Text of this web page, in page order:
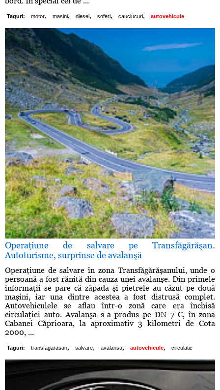
Taguri: motor, masini, diesel , soferi, cauciucuri, autovehicule
Operaţiune de salvare pe Transfăgărăşan.
Autoturisme, surprinse de avalanşă
Operaţiune de salvare în zona Transfăgărăşanului, unde o
persoană a fost rănită din cauza unei avalanşe. Din primele
informaţii se pare că zăpada şi pietrele au căzut pe două
maşini, iar una dintre acestea a fost distrusă complet.
Autovehiculele se aflau într-o zonă care era închisă
circulaţiei auto. Avalanşa s-a produs pe DN 7 C, în zona
Cabanei Căprioara, la aproximativ 3 kilometri de Cota
2000, ...
Taguri: transfagarasan, salvare, avalansa, autovehicule, circulatie